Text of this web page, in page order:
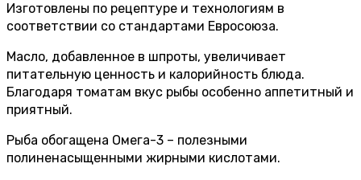
Изготовлены по рецептуре и технологиям в
соответствии со стандартами Евросоюза.
Масло, добавленное в шпроты, увеличивает
питательную ценность и калорийность блюда.
Благодаря томатам вкус рыбы особенно аппетитный и
приятный.
Рыба обогащена Омега-3 – полезными
полиненасыщенными жирными кислотами.